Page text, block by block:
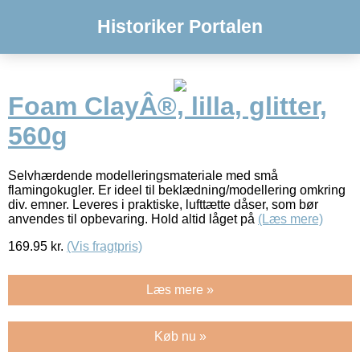
Historiker Portalen
Foam ClayÂ®, lilla, glitter,
560g
Selvhærdende modelleringsmateriale med små
flamingokugler. Er ideel til beklædning/modellering omkring
div. emner. Leveres i praktiske, lufttætte dåser, som bør
anvendes til opbevaring. Hold altid låget på (Læs mere)
169.95 kr. (Vis fragtpris)
Læs mere »
Køb nu »